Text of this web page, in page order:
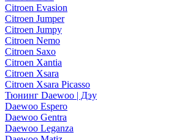
Citroen Evasion
Citroen Jumper
Citroen Jumpy
Citroen Nemo
Citroen Saxo
Citroen Xantia
Citroen Xsara
Citroen Xsara Picasso
Тюнинг Daewoo | Дэу
Daewoo Espero
Daewoo Gentra
Daewoo Leganza